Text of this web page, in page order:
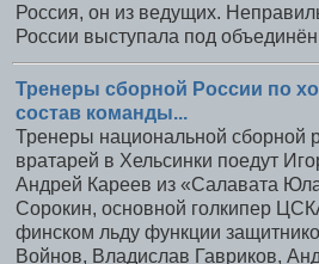
Россия, он из ведущих.
России выступала под
Тренеры сборной России по
состав команды...
Тренеры национальной сборной
вратарей в Хельсинки поедут
Андрей Кареев из «Салавата
Сорокин, основной голкипер
финском льду функции
Войнов, Владислав Гавриков,